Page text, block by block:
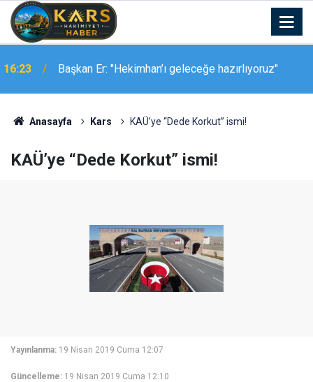
16:03 Aziziye Belediye Meclisi’nden vefa örneği
Anasayfa Kars KAÜ’ye “Dede Korkut” ismi!
KAÜ’ye “Dede Korkut” ismi!
Yayınlanma: 19 Nisan 2019 Cuma 12:07
Güncelleme: 19 Nisan 2019 Cuma 12:10